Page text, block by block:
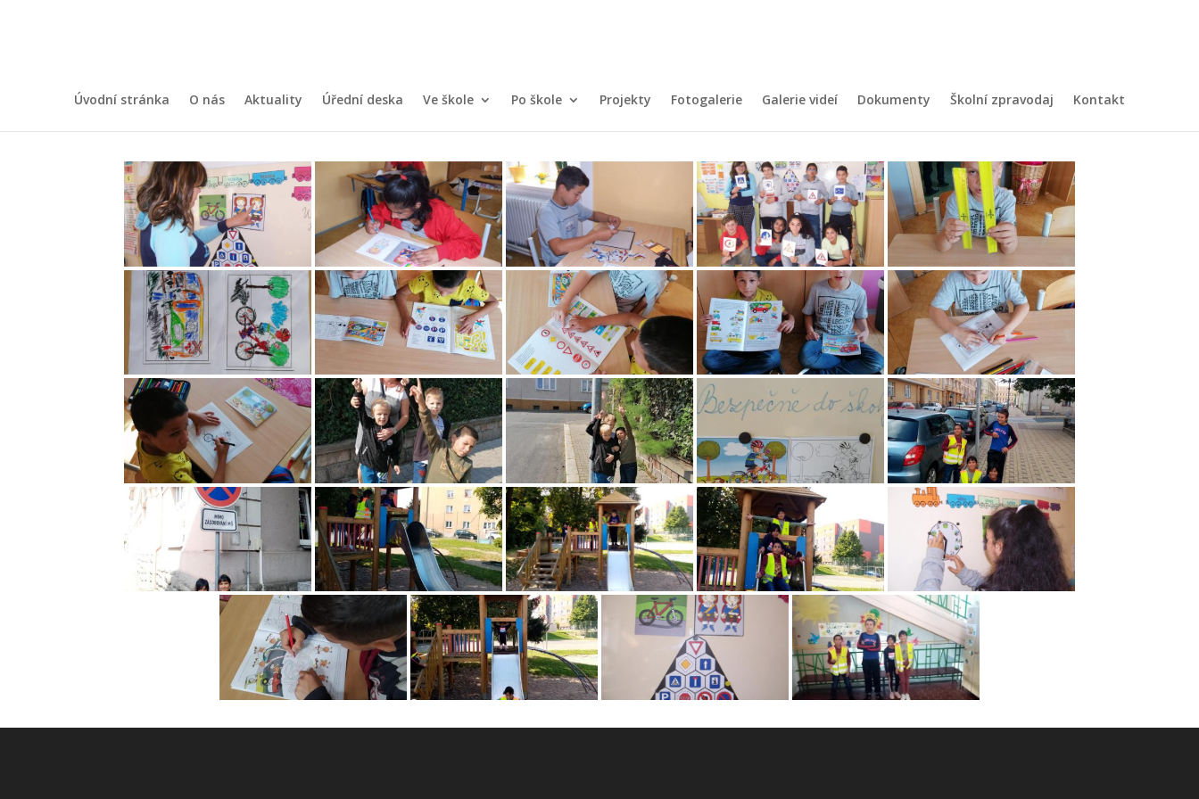
Úvodní stránka O nás Aktuality Úřední deska Ve škole Po škole Projekty Fotogalerie Galerie videí Dokumenty Školní zpravodaj Kontakt
autor:kratky|Říj 1, 2021